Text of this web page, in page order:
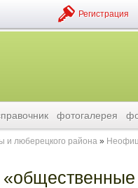
Регистрация
фотогалерея
и люберецкого района